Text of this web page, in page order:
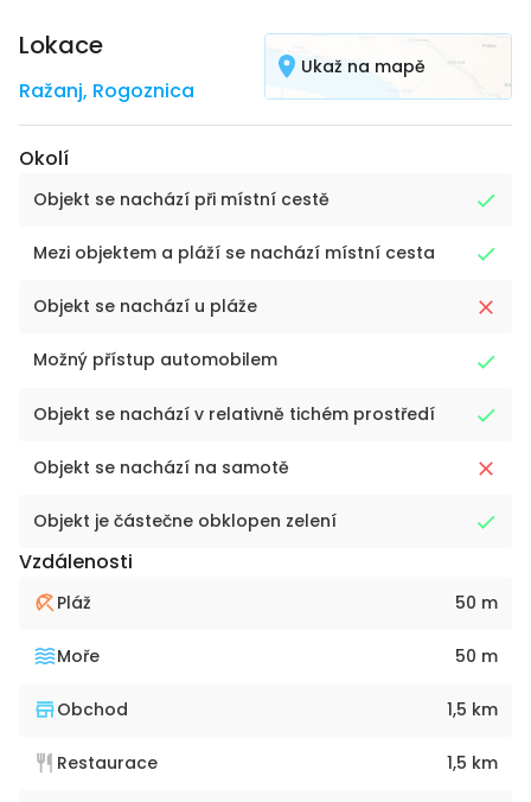
Lokace
Ražanj, Rogoznica
Ukaž na mapě
Okolí
Objekt se nachází při místní cestě
Mezi objektem a pláží se nachází místní cesta
Objekt se nachází u pláže
Možný přístup automobilem
Objekt se nachází v relativně tichém prostředí
Objekt se nachází na samotě
Objekt je částečne obklopen zelení
Vzdálenosti
Pláž 50 m
Moře 50 m
Obchod 1,5 km
Restaurace 1,5 km